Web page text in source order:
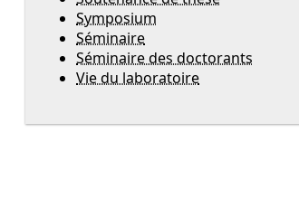
Symposium
Séminaire
Séminaire des doctorants
Vie du laboratoire